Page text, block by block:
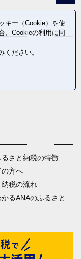
るさと納税の特徴
の方へ
税の流れ
るANAのふるさと
キー（Cookie）を使
、Cookieの利用に同
ください。